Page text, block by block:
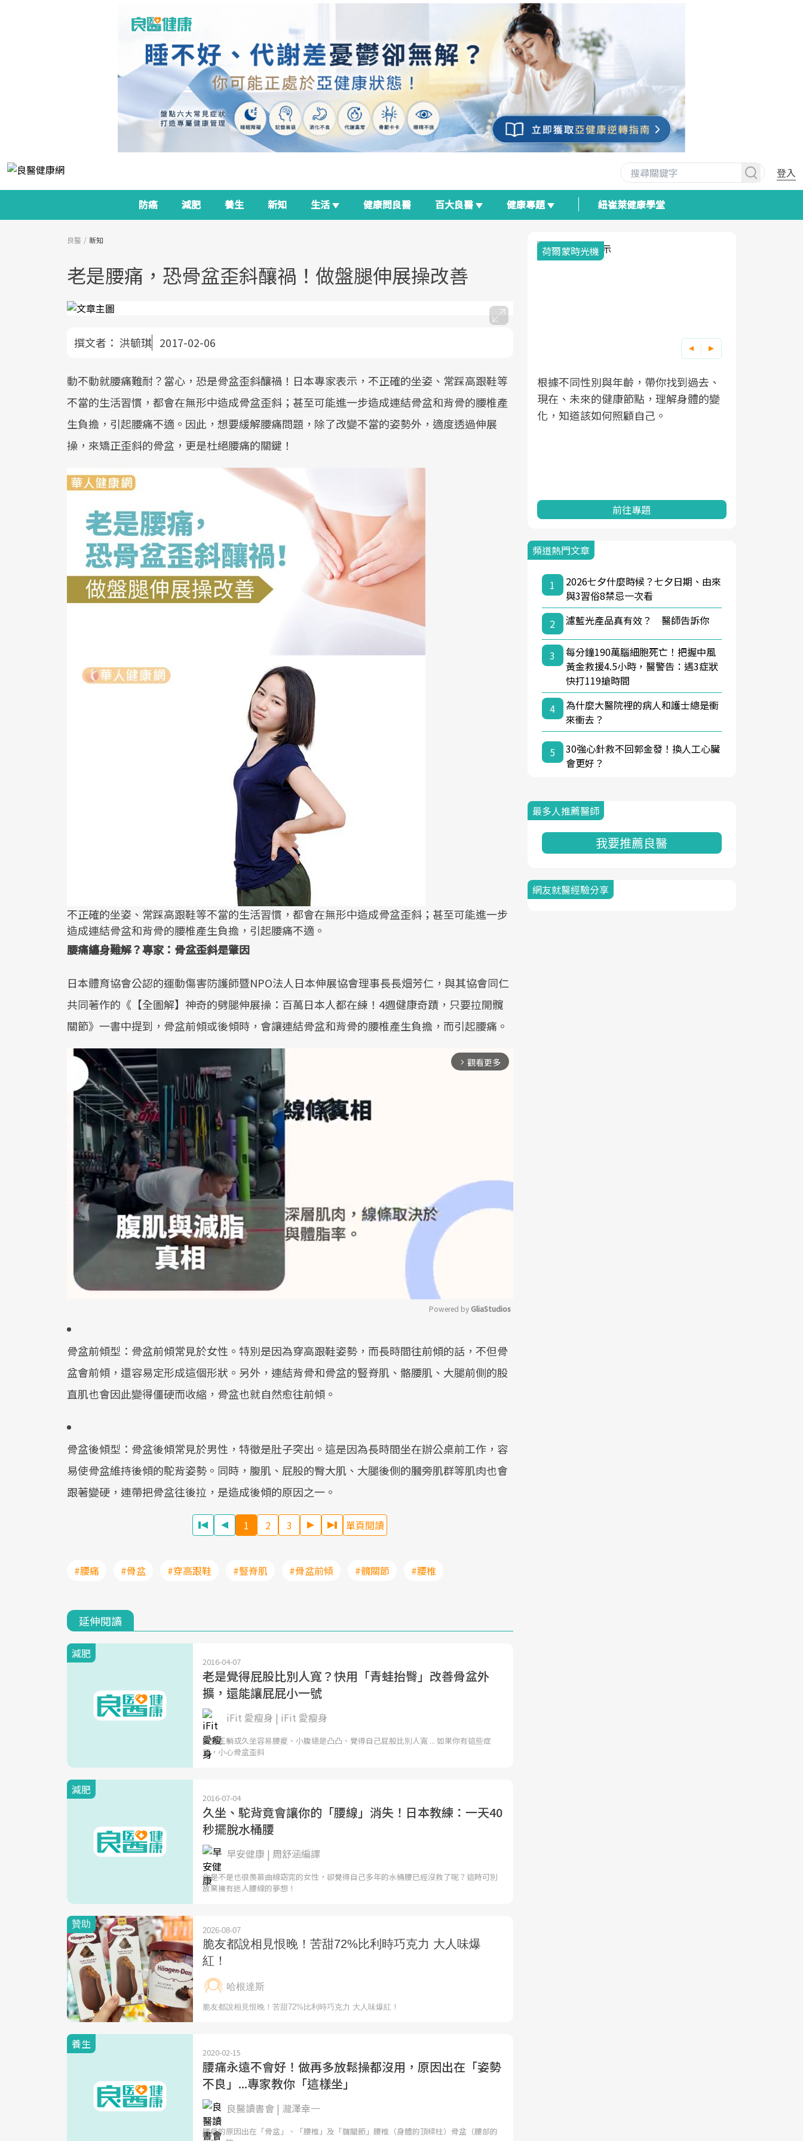
登入
防癌 減肥 養生 新知 生活 健康問良醫 百大良醫 健康專題 紐崔萊健康學堂
良醫 新知
老是腰痛，恐骨盆歪斜釀禍！做盤腿伸展操改善
撰文者： 洪毓琪 2017-02-06
動不動就腰痛難耐？當心，恐是骨盆歪斜釀禍！日本專家表示，不正確的坐姿、常踩高跟鞋等
不當的生活習慣，都會在無形中造成骨盆歪斜；甚至可能進一步造成連結骨盆和背骨的腰椎產
生負擔，引起腰痛不適。因此，想要緩解腰痛問題，除了改變不當的姿勢外，適度透過伸展
操，來矯正歪斜的骨盆，更是杜絕腰痛的關鍵！
不正確的坐姿、常踩高跟鞋等不當的生活習慣，都會在無形中造成骨盆歪斜；甚至可能進一步
造成連結骨盆和背骨的腰椎產生負擔，引起腰痛不適。
腰痛纏身難解？專家：骨盆歪斜是肇因
日本體育協會公認的運動傷害防護師暨NPO法人日本伸展協會理事長長畑芳仁，與其協會同仁
共同著作的《【全圖解】神奇的劈腿伸展操：百萬日本人都在練！4週健康奇蹟，只要拉開髖
關節》一書中提到，骨盆前傾或後傾時，會讓連結骨盆和背骨的腰椎產生負擔，而引起腰痛。
arrow_forward_ios 觀看更多
Mute
Powered by GliaStudios
骨盆前傾型：骨盆前傾常見於女性。特別是因為穿高跟鞋姿勢，而長時間往前傾的話，不但骨
盆會前傾，還容易定形成這個形狀。另外，連結背骨和骨盆的豎脊肌、骼腰肌、大腿前側的股
直肌也會因此變得僵硬而收縮，骨盆也就自然愈往前傾。
骨盆後傾型：骨盆後傾常見於男性，特徵是肚子突出。這是因為長時間坐在辦公桌前工作，容
易使骨盆維持後傾的駝背姿勢。同時，腹肌、屁股的臀大肌、大腿後側的膕旁肌群等肌肉也會
跟著變硬，連帶把骨盆往後拉，是造成後傾的原因之一。
1 2 3 單頁閱讀
#腰痛 #骨盆 #穿高跟鞋 #豎脊肌 #骨盆前傾 #髖關節 #腰椎
延伸閱讀
減肥
2016-04-07
老是覺得屁股比別人寬？快用「青蛙抬臀」改善骨盆外
擴，還能讓屁屁小一號
iFit 愛瘦身 | iFit 愛瘦身
睡覺正躺或​久坐容易腰痠、小腹總是凸凸、覺得自己屁股比別人寬 ... 如果你有這些症
頭，小心骨盆歪斜
減肥
2016-07-04
久坐、駝背竟會讓你的「腰線」消失！日本教練：一天40
秒擺脫水桶腰
早安健康 | 周舒涵編譯
你是不是也很羨慕曲線窈窕的女性，卻覺得自己多年的水桶腰已經沒救了呢？這時可別
放棄擁有迷人腰線的夢想！
養生
2020-02-15
腰痛永遠不會好！做再多放鬆操都沒用，原因出在「姿勢
不良」...專家教你「這樣坐」
良醫讀書會 | 瀧澤幸一
腰痛的原因出在「骨盆」、「腰椎」及「髖關節」腰椎（身體的頂樑柱）骨盆（腰部的
面對超高齡社會的浪潮，台灣正在快速
邁向「健康照護」的新時代。隨著國家
政策如「健康台灣推動委員會」與「長
照3.0」的推進，「預防醫學」已成全民
療院所的服務，更是民眾了解自身健康
前往專題
2025年，就到良醫生活祭體驗「一站式
健康新生活」，從講座、體驗到運動，
全面啟動你的健康革命！
前往專題
良醫健康網從「換季的身體變化」出
發，透過醫學觀點與日常感受的對話，
建立對亞健康的認知，進而引導實際的
改善行動。
前往專題
荷爾蒙時光機
根據不同性別與年齡，帶你找到過去、
現在、未來的健康節點，理解身體的變
化，知道該如何照顧自己。
前往專題
頻道熱門文章
1
2026七夕什麼時候？七夕日期、由來
與3習俗8禁忌一次看
2
濾藍光產品真有效？ 醫師告訴你
3
每分鐘190萬腦細胞死亡！把握中風
黃金救援4.5小時，醫警告：遇3症狀
快打119搶時間
4
為什麼大醫院裡的病人和護士總是衝
來衝去？
5
30強心針救不回郭金發！換人工心臟
會更好？
最多人推薦醫師
我要推薦良醫
網友就醫經驗分享